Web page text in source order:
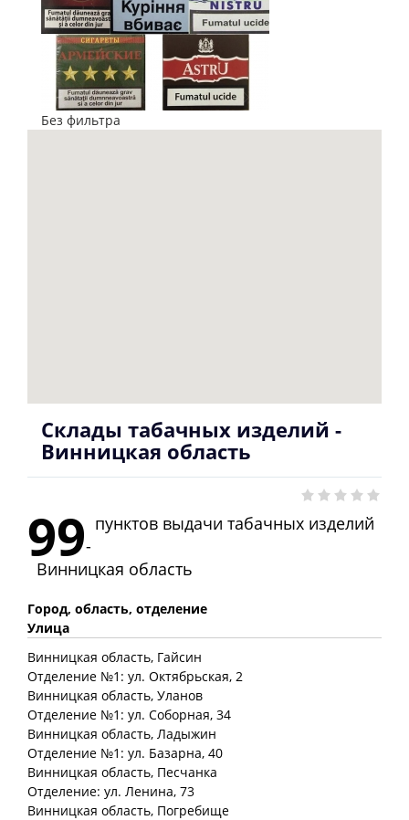
Без фильтра
Склады табачных изделий -
Винницкая область
99 пунктов выдачи табачных изделий
-
Винницкая область
Город, область, отделение
Улица
Винницкая область, Гайсин
Отделение №1: ул. Октябрьская, 2
Винницкая область, Уланов
Отделение №1: ул. Соборная, 34
Винницкая область, Ладыжин
Отделение №1: ул. Базарна, 40
Винницкая область, Песчанка
Отделение: ул. Ленина, 73
Винницкая область, Погребище